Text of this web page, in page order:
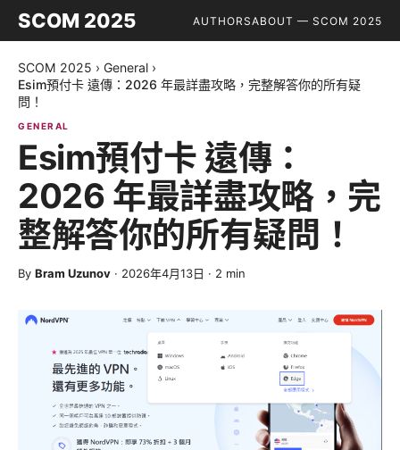
SCOM 2025 AUTHORSABOUT — SCOM 2025
SCOM 2025 › General ›
Esim預付卡 遠傳：2026 年最詳盡攻略，完整解答你的所有疑
問！
GENERAL
Esim預付卡 遠傳：
2026 年最詳盡攻略，完
整解答你的所有疑問！
By Bram Uzunov · 2026年4月13日 · 2 min